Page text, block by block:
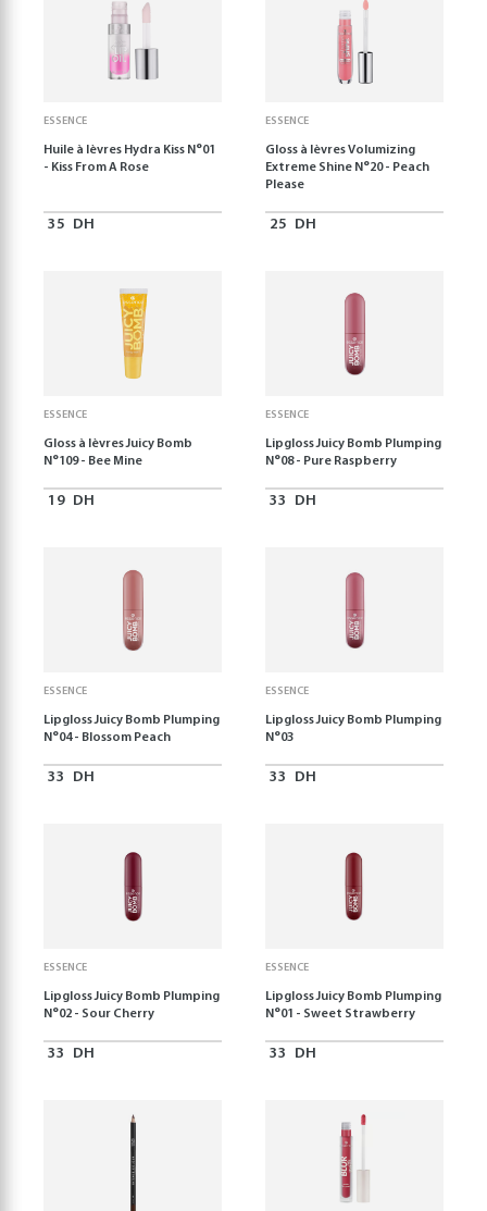
ESSENCE
Huile à lèvres Hydra Kiss N°01
- Kiss From A Rose
35 DH
ESSENCE
Gloss à lèvres Volumizing
Extreme Shine N°20 - Peach
Please
25 DH
ESSENCE
Gloss à lèvres Juicy Bomb
N°109 - Bee Mine
19 DH
ESSENCE
Lipgloss Juicy Bomb Plumping
N°08 - Pure Raspberry
33 DH
ESSENCE
Lipgloss Juicy Bomb Plumping
N°04 - Blossom Peach
33 DH
ESSENCE
Lipgloss Juicy Bomb Plumping
N°03
33 DH
ESSENCE
Lipgloss Juicy Bomb Plumping
N°02 - Sour Cherry
33 DH
ESSENCE
Lipgloss Juicy Bomb Plumping
N°01 - Sweet Strawberry
33 DH